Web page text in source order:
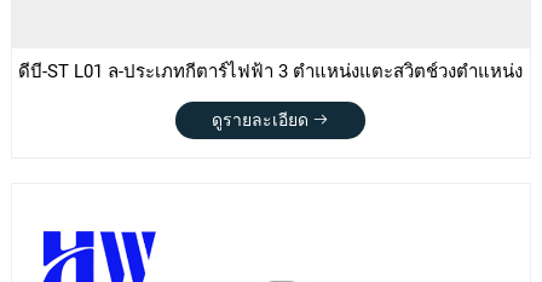
ดีบี-ST L01 ล-ประเภทกีตาร์ไฟฟ้า 3 ตำแหน่งแตะสวิตช์วงตำแหน่ง
ดูรายละเอียด